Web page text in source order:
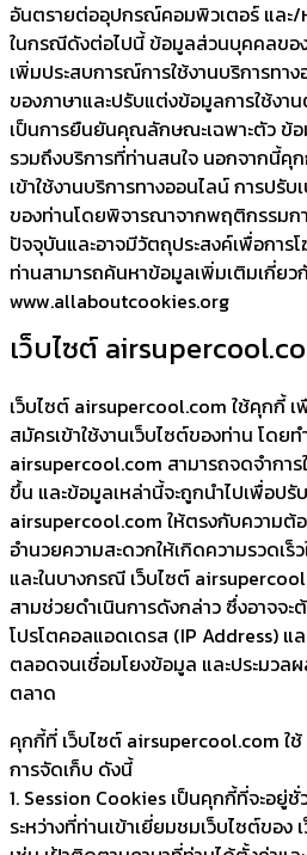
อันตรายต่ออุปกรณ์คอมพิวเตอร์ และ/
ในกรณีดังต่อไปนี้ ข้อมูลส่วนบุคคลขอ
เพิ่มประสบการณ์การใช้งานบริการทา
ของภาษาและปรับแต่งข้อมูลการใช้งา
เป็นการยืนยันคุณลักษณะเฉพาะตัว ข้
รวมถึงบริการที่ท่านสนใจ นอกจากนี้คุ
เข้าใช้งานบริการทางออนไลน์ การปรั
ของท่านโดยพิจารณาจากพฤติกรรมก
ปัจจุบันและอาจมีวัตถุประสงค์เพื่อกา
ท่านสามารถค้นหาข้อมูลเพิ่มเติมเกี่ย
www.allaboutcookies.org
เว็บไซต์
เว็บไซต์ airsupercool.com ใช้คุกกี้
สมัครเข้าใช้งานเว็บไซต์ของท่าน โดยท
airsupercool.com สามารถจดจำการ
ขึ้น และข้อมูลเหล่านี้จะถูกนำไปเพื่อปรั
airsupercool.com ให้ตรงกับความต้
อำนวยความสะดวกให้เกิดความรวดเร็
และในบางกรณี เว็บไซต์
สามช่วยดำเนินการดังกล่าว ซึ่งอาจจะ
โปรโตคอลแอดเดรส (IP Address) แ
ตลอดจนเชื่อมโยงข้อมูล และประมวล
ตลาด
คุกกี้ที่ เว็บไซต์ airsupercool.com ใช้
การจัดเก็บ ดังนี้
1. Session Cookies เป็นคุกกี้ที่จะอยู่ชั่
ระหว่างที่ท่านเข้าเยี่ยมชมเว็บไซต์ขอ